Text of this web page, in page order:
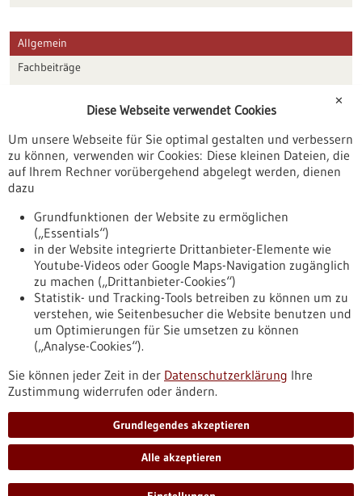
Allgemein
Fachbeiträge
Veranstaltungen
Erscheinungsdatum
Nach oben
Informiert bleiben
Newsletter abonnieren
✕
Diese Webseite verwendet Cookies
Um unsere Webseite für Sie optimal gestalten und verbessern
zu können, verwenden wir Cookies: Diese kleinen Dateien, die
auf Ihrem Rechner vorübergehend abgelegt werden, dienen
dazu
Grundfunktionen der Website zu ermöglichen
(„Essentials“)
in der Website integrierte Drittanbieter-Elemente wie
Youtube-Videos oder Google Maps-Navigation zugänglich
zu machen („Drittanbieter-Cookies“)
Statistik- und Tracking-Tools betreiben zu können um zu
verstehen, wie Seitenbesucher die Website benutzen und
um Optimierungen für Sie umsetzen zu können
(„Analyse-Cookies“).
Sie können jeder Zeit in der Datenschutzerklärung Ihre
Zustimmung widerrufen oder ändern.
Grundlegendes akzeptieren
Alle akzeptieren